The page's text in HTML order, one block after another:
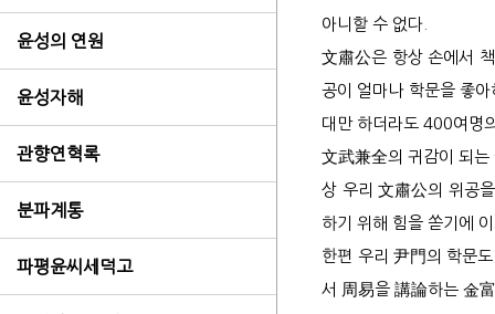
태
용
태
장
윤성의 연원
윤성자해
관향연혁록
분파계통
파평윤씨세덕고
文肅公은 항상 손에서
공이 얼마나 학문을 좋
文武兼全의 귀감이 되
상 우리 文肅公의 위공
하기 위해 힘을 쏟기에
한편 우리 尹門 의 학문
서
周易을 講論하는 金